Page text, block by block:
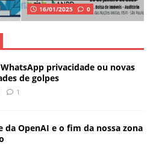
16/01/2025 0
privacidade ou novas
de golpes
1
da OpenAI e o fim da nossa zona